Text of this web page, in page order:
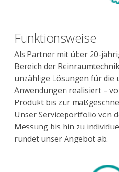
Funktionsweise
Als Partner mit über 20-
Bereich der
unzählige Lösungen für die
Anwendungen realisiert –
Produkt bis zur
Unser Serviceportfolio von
Messung bis hin zu
rundet unser Angebot ab.